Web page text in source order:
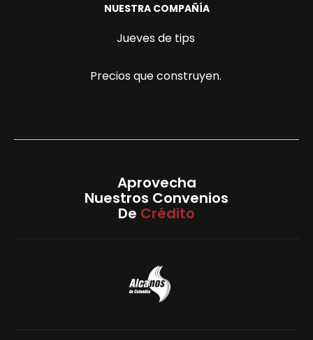
NUESTRA COMPAÑÍA
Jueves de tips
Precios que construyen.
Aprovecha
Nuestros Convenios
De Crédito